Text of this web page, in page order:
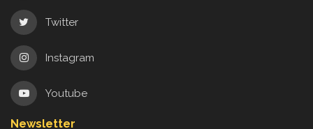
Twitter
Instagram
Youtube
Newsletter